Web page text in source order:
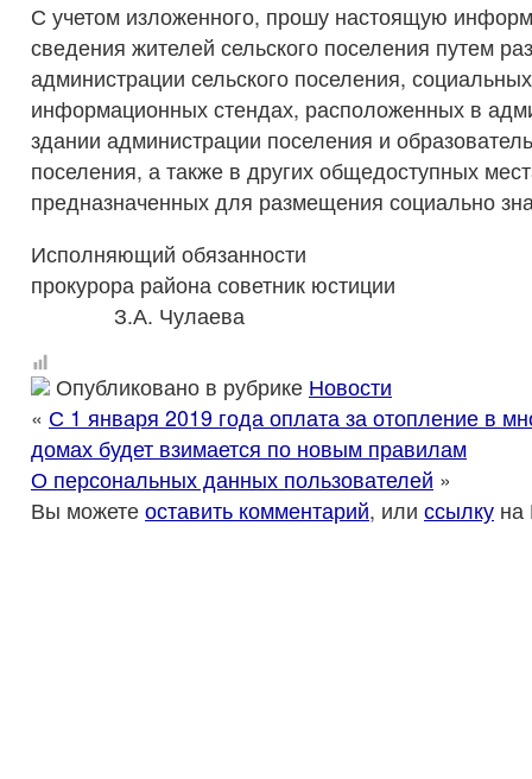
С учетом изложенного, прошу настоящую
сведения жителей сельского поселения путем
администрации сельского поселения,
информационных стендах, расположенных в
здании администрации поселения и
поселения, а также в других общедоступных
предназначенных для размещения социально
Исполняющий обязанности
прокурора района
З.А. Чулаева
Опубликовано в рубрике Новости
« С 1 января 2019 года оплата за отопление в
домах будет взимается по новым правилам
О персональных данных пользователей »
Вы можете оставить комментарий, или ссылку на